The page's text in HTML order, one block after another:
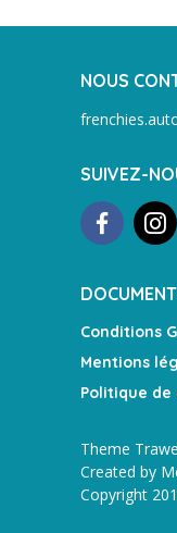
NOUS
SUIVEZ-
Conditions
Mentions
Politique de
Theme
Created by
Copyright